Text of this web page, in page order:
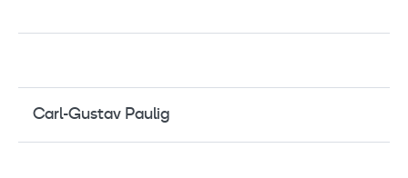
Carl-Gustav Paulig